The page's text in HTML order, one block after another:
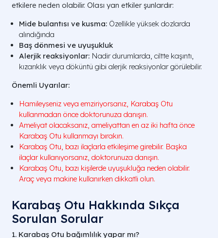
etkilere neden olabilir. Olası yan etkiler şunlardır:
Mide bulantısı ve kusma: Özellikle yüksek dozlarda
alındığında
Baş dönmesi ve uyuşukluk
Alerjik reaksiyonlar: Nadir durumlarda, ciltte kaşıntı,
kızarıklık veya döküntü gibi alerjik reaksiyonlar görülebilir.
Önemli Uyarılar:
Hamileyseniz veya emziriyorsanız, Karabaş Otu
kullanmadan önce doktorunuza danışın.
Ameliyat olacaksanız, ameliyattan en az iki hafta önce
Karabaş Otu kullanmayı bırakın.
Karabaş Otu, bazı ilaçlarla etkileşime girebilir. Başka
ilaçlar kullanıyorsanız, doktorunuza danışın.
Karabaş Otu, bazı kişilerde uyuşukluğa neden olabilir.
Araç veya makine kullanırken dikkatli olun.
Karabaş Otu Hakkında Sıkça
Sorulan Sorular
1. Karabaş Otu bağımlılık yapar mı?